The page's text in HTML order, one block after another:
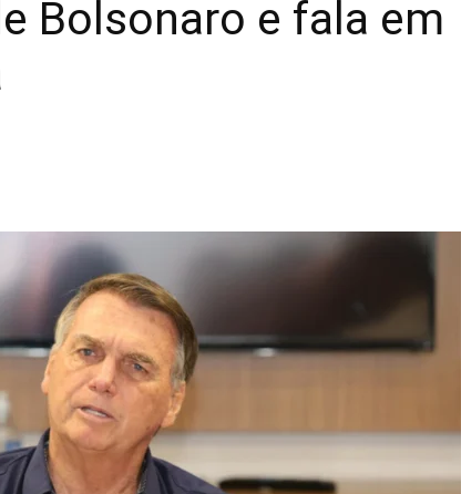
Bolsonaro e fala em